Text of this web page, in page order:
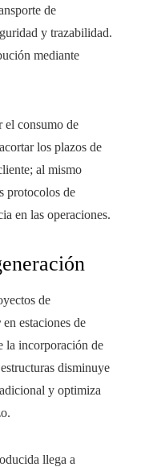
de
y trazabilidad.
mediante
el consumo de
los plazos de
al mismo
protocolos de
en las operaciones.
de
en estaciones de
la incorporación de
disminuye
y optimiza
llega a